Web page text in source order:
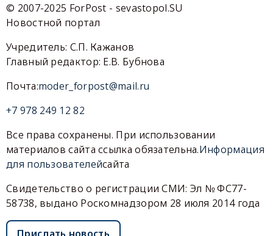
© 2007-2025 ForPost - sevastopol.SU
Новостной портал
Учредитель: С.П. Кажанов
Главный редактор: Е.В. Бубнова
Почта:moder_forpost@mail.ru
+7 978 249 12 82
Все права сохранены. При использовании
материалов сайта ссылка обязательна.Информация
для пользователейсайта
Свидетельство о регистрации СМИ: Эл № ФС77-
58738, выдано Роскомнадзором 28 июля 2014 года